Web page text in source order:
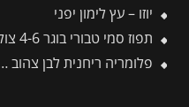
יוזו – עץ לימון יפני
תפוז סמי טבורי בוגר 4-6 צול
פלומריה ריחנית לבן צהוב 25 ליטר